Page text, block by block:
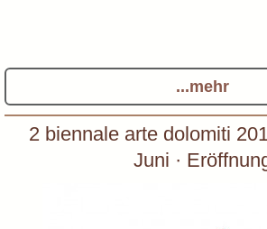
...mehr
2 biennale arte dolomiti
Juni ·